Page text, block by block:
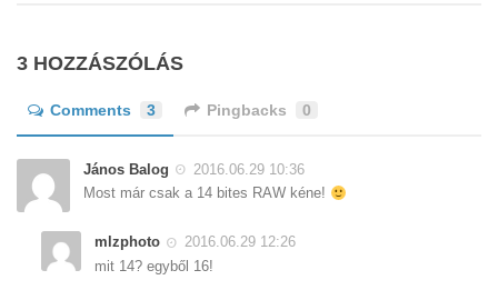
3 HOZZÁSZÓLÁS
Comments 3 Pingbacks 0
János Balog
2016.06.29 10:36
Most már csak a 14 bites RAW kéne!
mlzphoto
2016.06.29 12:26
mit 14? egyből 16!